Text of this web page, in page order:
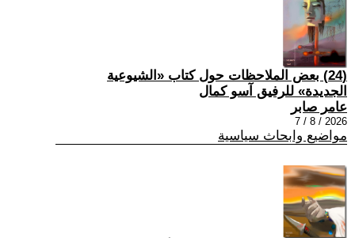
(24) بعض الملاحظات حول كتاب «الشيوعية
الجديدة» للرفيق آسو كمال
عامر صابر
2026 / 8 / 7
مواضيع وابحاث سياسية